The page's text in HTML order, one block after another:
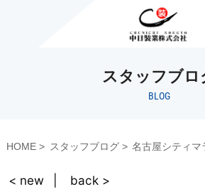
スタッフブロ
BLOG
HOME スタッフブログ 名古屋シティマ
< new back >